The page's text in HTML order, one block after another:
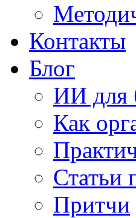
Контакты
Блог
ИИ для
Как
Статьи
Притчи